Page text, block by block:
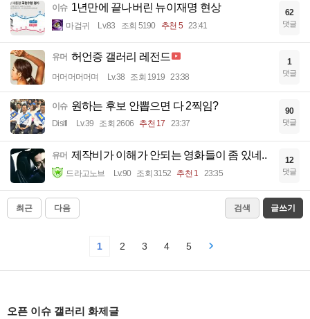
이슈 1년만에 끝나버린 뉴이재명 현상
마검귀 Lv.83 조회 5190 추천 5 23:41
62
댓글
유머 허언증 갤러리 레전드
머머머머머며 Lv.38 조회 1919 23:38
1
댓글
이슈 원하는 후보 안뽑으면 다 2찍임?
Disifi Lv.39 조회 2606 추천 17 23:37
90
댓글
유머 제작비가 이해가 안되는 영화들이 좀 있네..
드라고노브 Lv.90 조회 3152 추천 1 23:35
12
댓글
최근 다음 검색 글쓰기
1 2 3 4 5
오픈 이슈 갤러리 화제글